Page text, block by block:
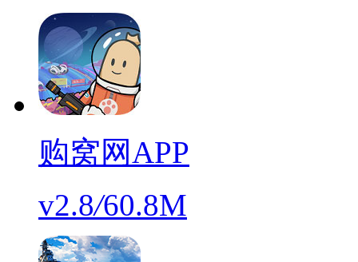
购窝网APP
v2.8/60.8M